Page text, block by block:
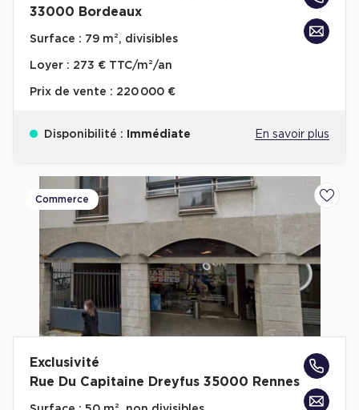
33000 Bordeaux
Surface : 79 m², divisibles
Loyer : 273 € TTC/m²/an
Prix de vente : 220 000 €
Disponibilité : Immédiate En savoir plus
Commerce
Exclusivité
Rue Du Capitaine Dreyfus 35000 Rennes